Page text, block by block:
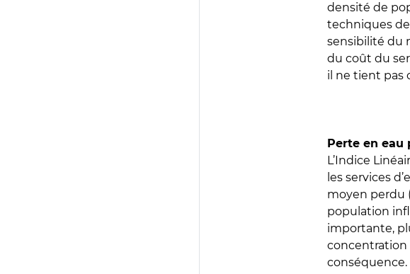
densité de
techniques
sensibilité du
du coût du
il ne tient pas
Perte en eau
L’Indice
les services
moyen perdu
population
importante,
concentration
conséquence.